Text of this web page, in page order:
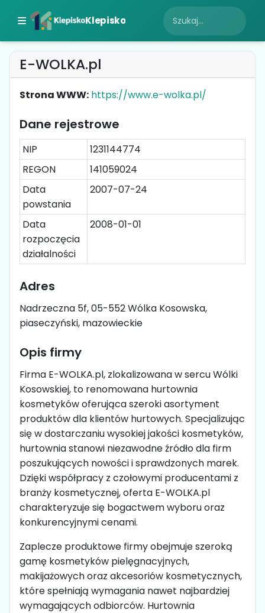
Klepisko
E-WOLKA.pl
Strona WWW: https://www.e-wolka.pl/
Dane rejestrowe
NIP
1231144774
REGON
141059024
Data
powstania
2007-07-24
Data
rozpoczęcia
działalności
2008-01-01
Adres
Nadrzeczna 5f, 05-552 Wólka Kosowska,
piaseczyński, mazowieckie
Opis firmy
Firma E-WOLKA.pl, zlokalizowana w sercu Wólki
Kosowskiej, to renomowana hurtownia
kosmetyków oferująca szeroki asortyment
produktów dla klientów hurtowych. Specjalizując
się w dostarczaniu wysokiej jakości kosmetyków,
hurtownia stanowi niezawodne źródło dla firm
poszukujących nowości i sprawdzonych marek.
Dzięki współpracy z czołowymi producentami z
branży kosmetycznej, oferta E-WOLKA.pl
charakteryzuje się bogactwem wyboru oraz
konkurencyjnymi cenami.
Zaplecze produktowe firmy obejmuje szeroką
gamę kosmetyków pielęgnacyjnych,
makijażowych oraz akcesoriów kosmetycznych,
które spełniają wymagania nawet najbardziej
wymagających odbiorców. Hurtownia